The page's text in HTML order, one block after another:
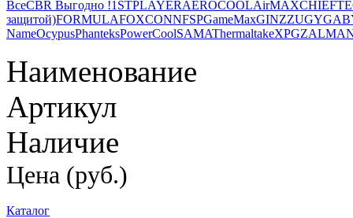
ВсеCBR Выгодно !1STPLAYERAEROCOOLAirMAX
защитой)FORMULAFOXCONNFSPGameMaxGINZZU
NameOcypusPhanteksPowerCoolSAMAThermaltakeXPG
Наименование
Артикул
Наличие
Цена (руб.)
Каталог